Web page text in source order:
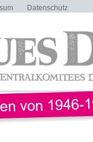
Datenschutz